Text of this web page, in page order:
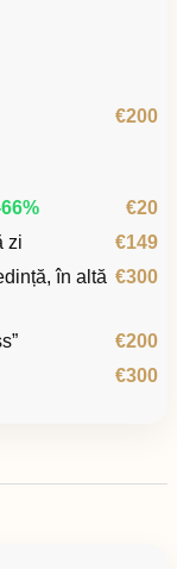
€200
€20
zi
€149
în altă €300
€200
€300